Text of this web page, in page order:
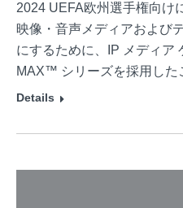
2024 UEFA欧州選手権向け
映像・音声メディアおよび
にするために、IP メディア
MAX™ シリーズを採用した
Details